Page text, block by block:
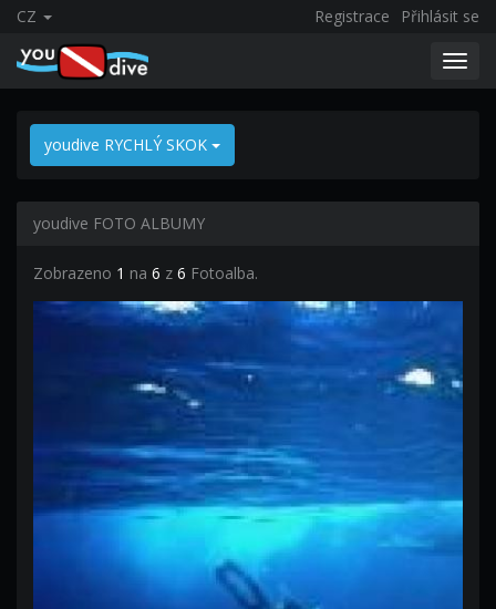
CZ Registrace Přihlásit se
youdive RYCHLÝ SKOK
youdive FOTO ALBUMY
Zobrazeno 1 na 6 z 6 Fotoalba.